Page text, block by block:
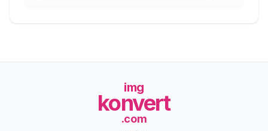
img
konvert
.com